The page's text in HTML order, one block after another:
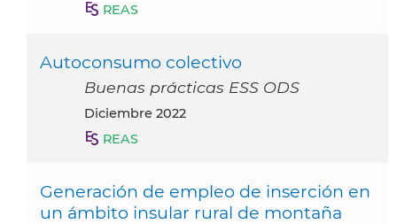
REAS
Autoconsumo colectivo
Buenas prácticas ESS ODS
diciembre 2022
REAS
Generación de empleo de inserción en
un ámbito insular rural de montaña